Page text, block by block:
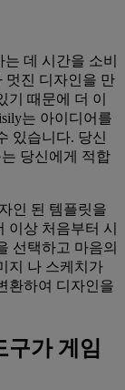
데 시간을 소비
멋진 디자인을 만
기 때문에 더 이
는 아이디어를
있습니다. 당신
당신에게 적합
인 된 템플릿을
이상 처음부터 시
선택하고 마음의
지 나 스케치가
환하여 디자인을
가 게임